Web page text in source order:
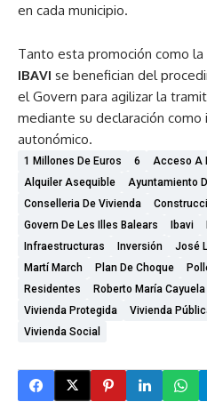
en cada municipio.
Tanto esta promoción como
IBAVI se benefician del
el Govern para agilizar la
mediante su declaración como
autonómico.
1 Millones De Euros 6 Acceso A
Alquiler Asequible
Ayuntamiento
Conselleria De Vivienda
Govern De Les Illes Balears
Ibavi
Infraestructuras
Inversión José
Martí March
Plan De Choque
Residentes
Roberto María Cayuela
Vivienda Protegida
Vivienda
Vivienda Social